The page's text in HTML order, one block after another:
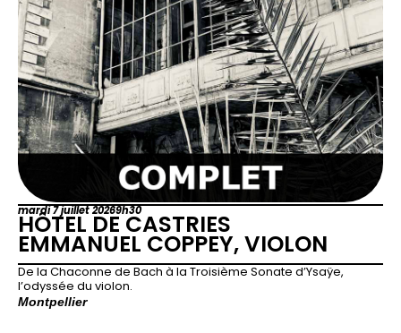
mardi 7 juillet 20269h30
HÔTEL DE CASTRIES
EMMANUEL COPPEY, VIOLON
De la Chaconne de Bach à la Troisième Sonate d’Ysaÿe,
l’odyssée du violon.
Montpellier